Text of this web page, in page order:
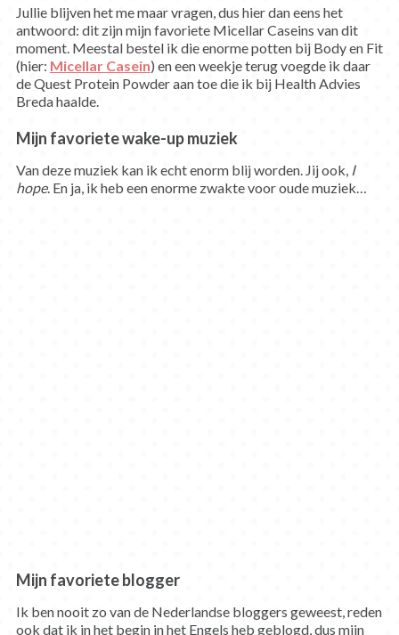
Jullie blijven het me maar vragen, dus hier dan eens het
antwoord: dit zijn mijn favoriete Micellar Caseins van dit
moment. Meestal bestel ik die enorme potten bij Body en Fit
(hier: Micellar Casein) en een weekje terug voegde ik daar
de Quest Protein Powder aan toe die ik bij Health Advies
Breda haalde.
Mijn favoriete wake-up muziek
Van deze muziek kan ik echt enorm blij worden. Jij ook, I
hope. En ja, ik heb een enorme zwakte voor oude muziek…
Mijn favoriete blogger
Ik ben nooit zo van de Nederlandse bloggers geweest, reden
ook dat ik in het begin in het Engels heb geblogd, dus mijn